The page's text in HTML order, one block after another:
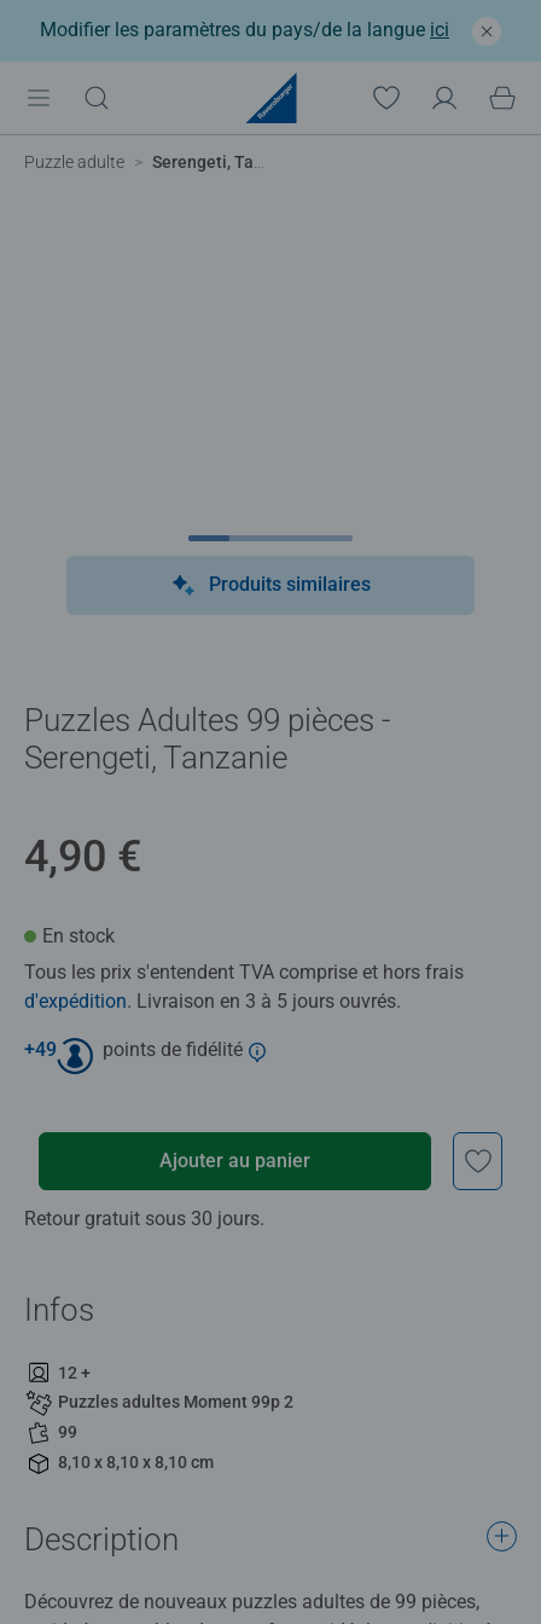
Modifier les paramètres du pays/de la langue ici
Puzzle adulte Serengeti, Tanzanie
Produits similaires
Puzzles Adultes 99 pièces -
Serengeti, Tanzanie
4,90 €
En stock
Tous les prix s'entendent TVA comprise et hors frais
d'expédition. Livraison en 3 à 5 jours ouvrés.
+49 points de fidélité
Ajouter au panier
Retour gratuit sous 30 jours.
Infos
12 +
Puzzles adultes Moment 99p 2
99
8,10 x 8,10 x 8,10 cm
Description
Découvrez de nouveaux puzzles adultes de 99 pièces,